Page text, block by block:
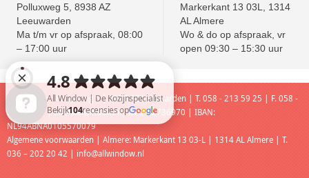
Polluxweg 5, 8938 AZ
Leeuwarden
Ma t/m vr op afspraak, 08:00
– 17:00 uur
Markerkant 13 03L, 1314
AL Almere
Wo & do op afspraak, vr
open 09:30 – 15:30 uur
Leeuwarden: Polluxweg 5 | 8938 AZ Leeuwarden | T. 058 - 213 59 25 | F. 058 -
213 59 85 |info@allwindow.nl| KVK: 52736970 | IBAN:
NL94ABNA0105570079
Algemene voorwaarden | Almere: Markerkant 13 03-L | 1314 AL Almere | T.
036 – 202 20 42 | info@allwindow.nl
All Window | De Kozijnspecialist Bekijk 104 recensies op Google